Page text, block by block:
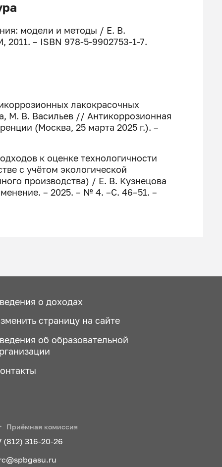
модели и методы / Е. В.
2011. – ISBN 978-5-9902753-1-7.
лакокрасочных
М. В. Васильев // Антикоррозионная
(Москва, 25 марта 2025 г.). –
к оценке технологичности
с учётом экологической
производства) / Е. В. Кузнецова
– 2025. – № 4. –С. 46–51. –
о доходах
страницу на сайте
об образовательной
Приёмная комиссия
(812) 316-20-26